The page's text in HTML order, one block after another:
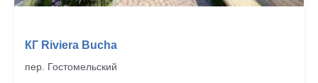
КГ Riviera Bucha
пер. Гостомельский